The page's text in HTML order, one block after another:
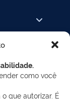
como você
que autorizar. É